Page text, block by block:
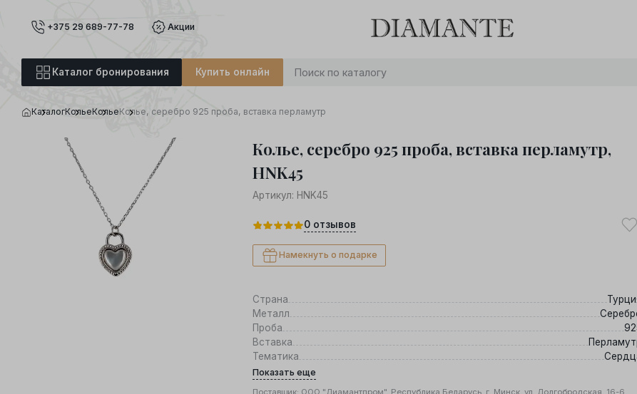
+375 29 689-77-78 Акции
Каталог бронирования Купить онлайн
0 : 0 0
КаталогКольеКольеКолье, серебро 925 проба, вставка перламутр
Колье, серебро 925 проба, вставка перламутр,
HNK45
Артикул: HNK45
0 отзывов
Намекнуть о подарке
Страна
Металл
Проба
Вставка
Тематика
Показать еще
Поставщик: ООО "Диамантпром", Республика Беларусь, г. Минск, ул. Долгобродская, 16-6,